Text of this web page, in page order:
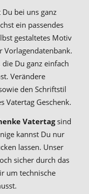
bei uns ganz
ein passendes
gestaltetes Motiv
Vorlagendatenbank.
Du ganz einfach
Verändere
den Schriftstil
Vatertag Geschenk.
Vatertagsind
kannst Du nur
lassen. Unser
sicher durch das
um technische